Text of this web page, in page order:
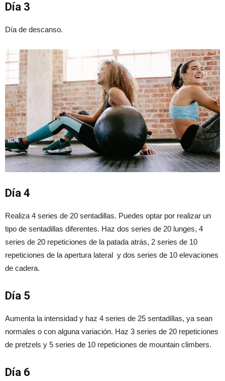
Día 3
Día de descanso.
Día 4
Realiza 4 series de 20 sentadillas. Puedes optar por realizar un
tipo de sentadillas diferentes. Haz dos series de 20 lunges, 4
series de 20 repeticiones de la patada atrás, 2 series de 10
repeticiones de la apertura lateral y dos series de 10 elevaciones
de cadera.
Día 5
Aumenta la intensidad y haz 4 series de 25 sentadillas, ya sean
normales o con alguna variación. Haz 3 series de 20 repeticiones
de pretzels y 5 series de 10 repeticiones de mountain climbers.
Día 6